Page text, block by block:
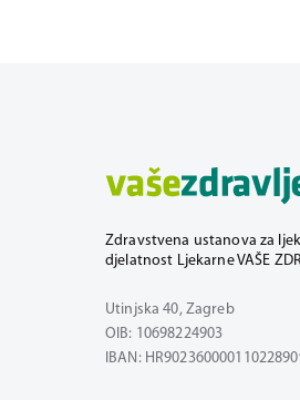
Zdravstvena ustanova za
djelatnost Ljekarne VAŠE
Utinjska 40, Zagreb
OIB: 10698224903
IBAN: